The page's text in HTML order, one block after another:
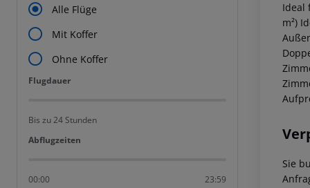
Alle Flüge
Mit Koffer
Ohne Koffer
Flugdauer
Flugdauer
Bis zu 24 Stunden
Abflugzeiten
Abflugzeiten
00:00 23:59
Ideal
m²)
Sie